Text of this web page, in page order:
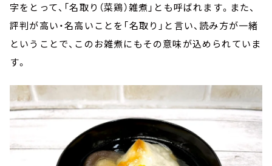
字をとって、「名取り（菜鶏）雑煮」とも呼ばれます。また、
評判が高い・名高いことを「名取り」と言い、読み方が一緒
ということで、このお雑煮にもその意味が込められていま
す。